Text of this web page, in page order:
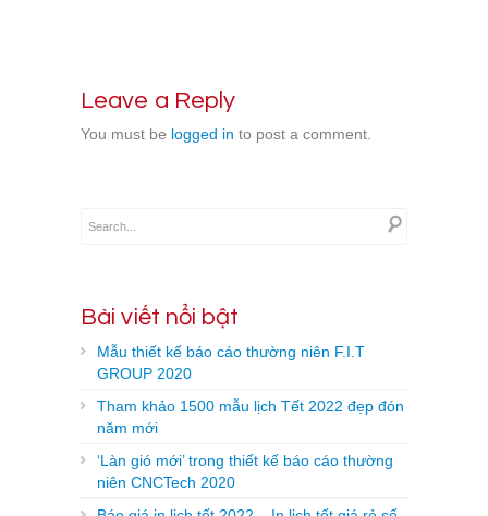
Leave a Reply
You must be logged in to post a comment.
Bài viết nổi bật
Mẫu thiết kế báo cáo thường niên F.I.T
GROUP 2020
Tham khảo 1500 mẫu lịch Tết 2022 đẹp đón
năm mới
‘Làn gió mới’ trong thiết kế báo cáo thường
niên CNCTech 2020